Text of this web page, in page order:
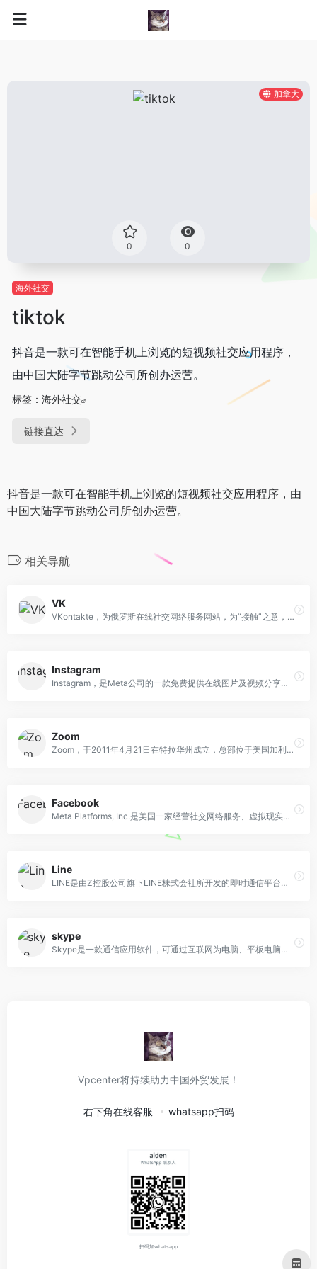
加拿大
0 0
海外社交
tiktok
抖音是一款可在智能手机上浏览的短视频社交应用程序，
由中国大陆字节跳动公司所创办运营。
标签： 海外社交
链接直达
抖音是一款可在智能手机上浏览的短视频社交应用程序，由
中国大陆字节跳动公司所创办运营。
相关导航
VK
VKontakte，为俄罗斯在线社交网络服务网站，为“接触”之意，拥有86种语言，用户主要来自俄语体系国家占大多数，其中在俄罗斯、乌克兰、白俄罗斯、哈萨克斯坦、美国等国较为活跃
Instagram
Instagram，是Meta公司的一款免费提供在线图片及视频分享的社群应用软件，于2010年10月发布。它可以让用户以智能手机拍下照片后将不同的滤镜效果添加到照片上再分享至Instagram的服务器，或Facebook、Twitter、Tumblr及Flickr等社交媒体
Zoom
Zoom，于2011年4月21日在特拉华州成立，总部位于美国加利福尼亚州圣何塞的科技公司，其主要业务为以云计算为基础的远程会议软件服务，并提供了用于视频电话、即时通信和商务电话系统的电脑软件及移动应用程序。
Facebook
Meta Platforms, Inc.是美国一家经营社交网络服务、虚拟现实、元宇宙等产品的互联网科技公司，总部位于美国加州门洛帕克，旗下拥有Facebook、Instagram、WhatsApp等社交软件。
Line
LINE是由Z控股公司旗下LINE株式会社所开发的即时通信平台，于2011年6月发表。用户之间可以透过互联网在不额外增加费用情况下，与其他用户发送消息及观看直播，并可透过LINE使用购物、移动支付、计程车、旅游信息及获取新闻等功能。
skype
Skype是一款通信应用软件，可通过互联网为电脑、平板电脑和移动设备提供与其他联网设备或传统电话/智能手机间进行视频通话和语音通话的服务
Vpcenter将持续助力中国外贸发展！
右下角在线客服 whatsapp扫码
扫码加whatsapp